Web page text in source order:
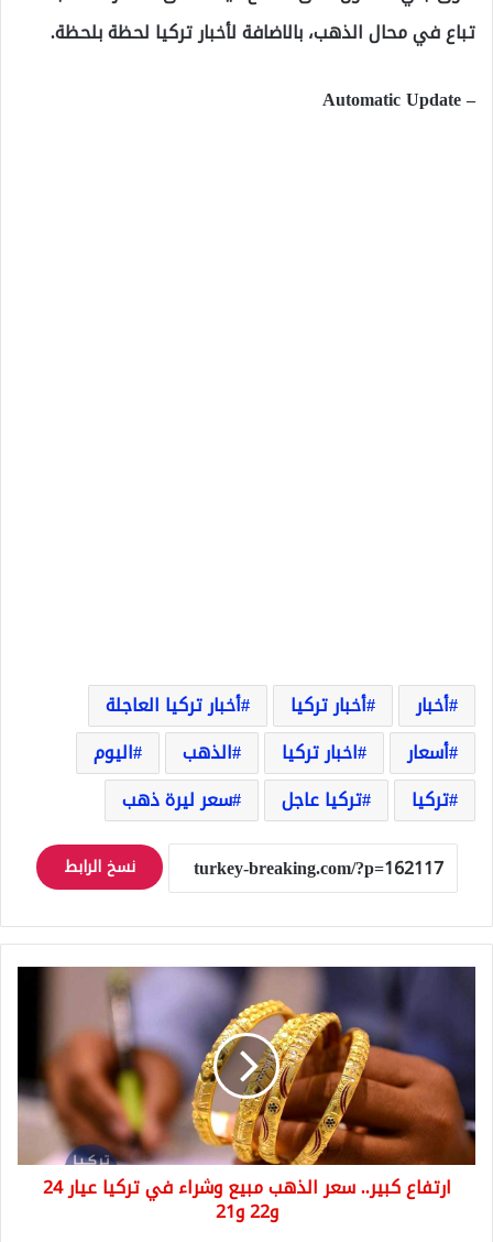
تباع في محال الذهب، بالاضافة لأخبار تركيا لحظة بلحظة.
– Automatic Update
أخبار أخبار تركيا
أخبار تركيا العاجلة
أسعار
اخبار تركيا الذهب
اليوم
تركيا
تركيا عاجل سعر ليرة ذهب
نسخ الرابط
مبيع
وشراء
في
تركيا
عيار
ارتفاع كبير.. سعر الذهب مبيع وشراء في تركيا عيار 24
و22 و21